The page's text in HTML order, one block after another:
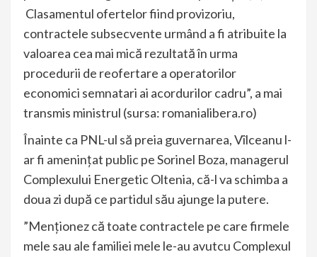
Clasamentul ofertelor fiind provizoriu,
contractele subsecvente urmând a fi atribuite la
valoarea cea mai mică rezultată în urma
procedurii de reofertare a operatorilor
economici semnatari ai acordurilor cadru”, a mai
transmis ministrul (sursa: romanialibera.ro)
Înainte ca PNL-ul să preia guvernarea, Vîlceanu l-
ar fi amenințat public pe Sorinel Boza, managerul
Complexului Energetic Oltenia, că-l va schimba a
doua zi după ce partidul său ajunge la putere.
”Menționez că toate contractele pe care firmele
mele sau ale familiei mele le-au avutcu Complexul